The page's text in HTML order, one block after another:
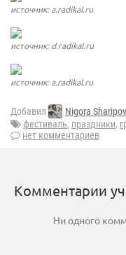
источник: a.radikal.ru
источник: d.radikal.ru
источник: a.radikal.ru
Добавил Nigora
фестиваль, праздники,
нет комментариев
Комментарии
Ни одного